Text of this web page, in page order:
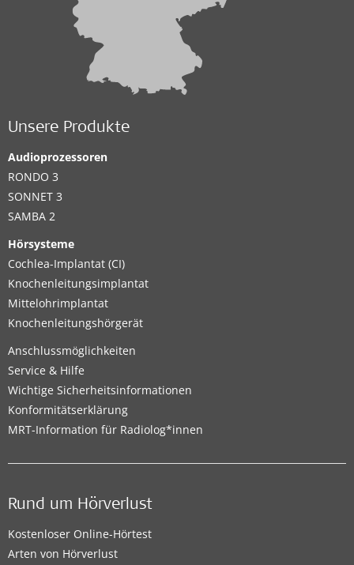
Unsere Produkte
Audioprozessoren
RONDO 3
SONNET 3
SAMBA 2
Hörsysteme
Cochlea-Implantat (CI)
Knochenleitungsimplantat
Mittelohrimplantat
Knochenleitungshörgerät
Anschlussmöglichkeiten
Service & Hilfe
Wichtige Sicherheitsinformationen
Konformitätserklärung
MRT-Information für Radiolog*innen
Rund um Hörverlust
Kostenloser Online-Hörtest
Arten von Hörverlust